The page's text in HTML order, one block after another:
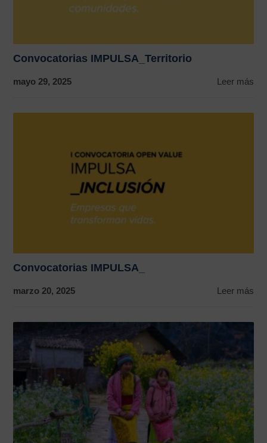
Convocatorias IMPULSA_Territorio
mayo 29, 2025 Leer más
Convocatorias IMPULSA_
marzo 20, 2025 Leer más